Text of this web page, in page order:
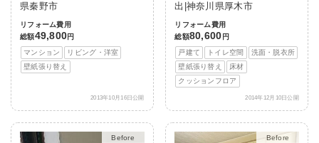
県秦野市
リフォーム費用
総額49,800円
マンション
リビング・洋室
壁紙張り替え
2013年10月16日公開
出|神奈川県厚木市
リフォーム費用
総額80,600 円
戸建て
トイレ空間
洗面・脱衣所
壁紙張り替え
床材
クッションフロア
2014年12月10日公開
After After